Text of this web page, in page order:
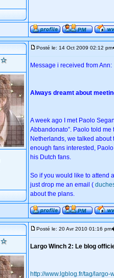
Posté le: 14 Oct 2009 02:12 pm
Message i received from Ann:
Always dreamt about
A week ago I met Paolo
Abbandonato”. Paolo told
Netherlands, we talked
enough fans interested,
his Dutch fans.
So if you would like to attend
just drop me an email (
about the plans.
Posté le: 20 Avr 2010 01:16 pm
Largo Winch 2: Le blog
http://www.lgblog.fr/tag/largo-